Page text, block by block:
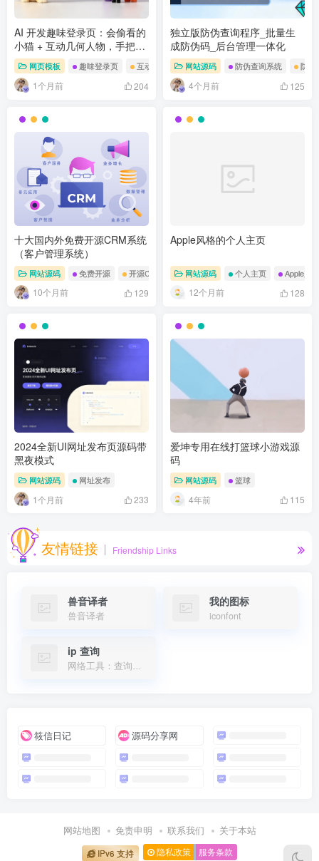
AI 开发趣味登录页：会偷看的
小猫 + 互动几何人物，手把手
教你打造
网页模板 趣味登录页 互动 UI 设计 卡通登录界面
1个月前 204
独立版防伪查询程序_批量生
成防伪码_后台管理一体化
网站源码 防伪查询系统 防伪
4个月前 125
十大国内外免费开源CRM系统
（客户管理系统）
网站源码 免费开源 开源CRM系统
10个月前 129
Apple风格的个人主页
网站源码 个人主页 Apple风格
12个月前 128
2024全新UI网址发布页源码带
黑夜模式
网站源码 网址发布
1个月前 233
爱坤专用在线打篮球小游戏源
码
网站源码 篮球
4年前 115
友情链接 Friendship Links
兽音译者
兽音译者
我的图标
iconfont
ip 查询
网络工具：查询本机公网IPv4/IPv6地址、归属地定位，以及域名DNS解析记录（A/AAAA/CNAME/MX/NS/TXT）。支持IPv4/IPv6双栈查询，保护隐私安全。
筱信日记 源码分享网
网站地图 免责申明 联系我们 关于本站
IPv6 支持 隐私政策 服务条款